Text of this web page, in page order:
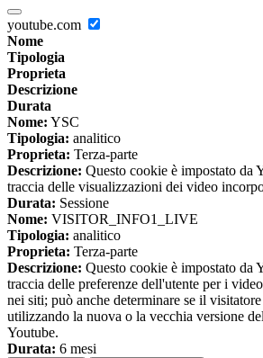
youtube.com
Nome
Tipologia
Proprieta
Descrizione
Durata
Nome: YSC
Tipologia: analitico
Proprieta: Terza-parte
Descrizione: Questo cookie è impostato da
traccia delle visualizzazioni dei video
Durata: Sessione
Nome: VISITOR_INFO1_LIVE
Tipologia: analitico
Proprieta: Terza-parte
Descrizione: Questo cookie è impostato da
traccia delle preferenze dell'utente per i
nei siti; può anche determinare se il
utilizzando la nuova o la vecchia versione
Youtube.
Durata: 6 mesi